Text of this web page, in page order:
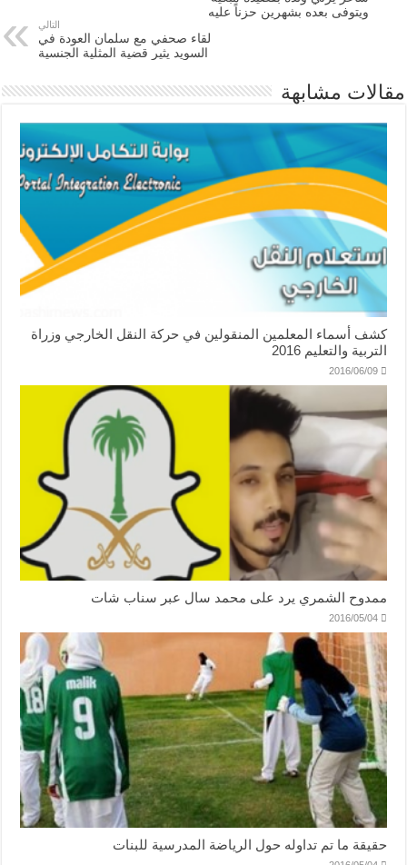
ويتوفى بعده بشهرين حزناً عليه
التالي
لقاء صحفي مع سلمان العودة في
السويد يثير قضية المثلية الجنسية
مقالات مشابهة
كشف أسماء المعلمين المنقولين في حركة النقل الخارجي وزراة
التربية والتعليم 2016
2016/06/09
ممدوح الشمري يرد على محمد سال عبر سناب شات
2016/05/04
حقيقة ما تم تداوله حول الرياضة المدرسية للبنات